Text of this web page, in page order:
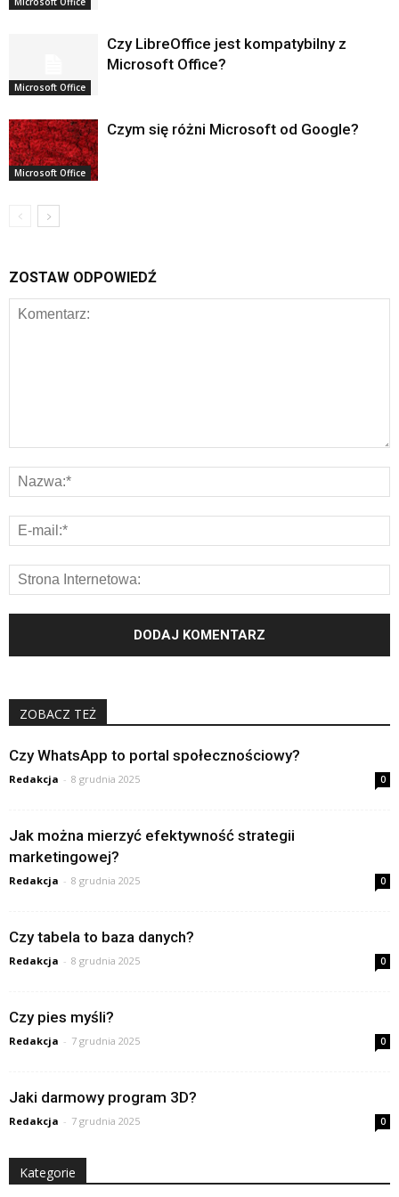
Microsoft Office
Czy LibreOffice jest kompatybilny z
Microsoft Office?
Microsoft Office
Czym się różni Microsoft od Google?
ZOSTAW ODPOWIEDŹ
ZOBACZ TEŻ
Czy WhatsApp to portal społecznościowy?
Redakcja - 8 grudnia 2025 0
Jak można mierzyć efektywność strategii
marketingowej?
Redakcja - 8 grudnia 2025 0
Czy tabela to baza danych?
Redakcja - 8 grudnia 2025 0
Czy pies myśli?
Redakcja - 7 grudnia 2025 0
Jaki darmowy program 3D?
Redakcja - 7 grudnia 2025 0
Kategorie